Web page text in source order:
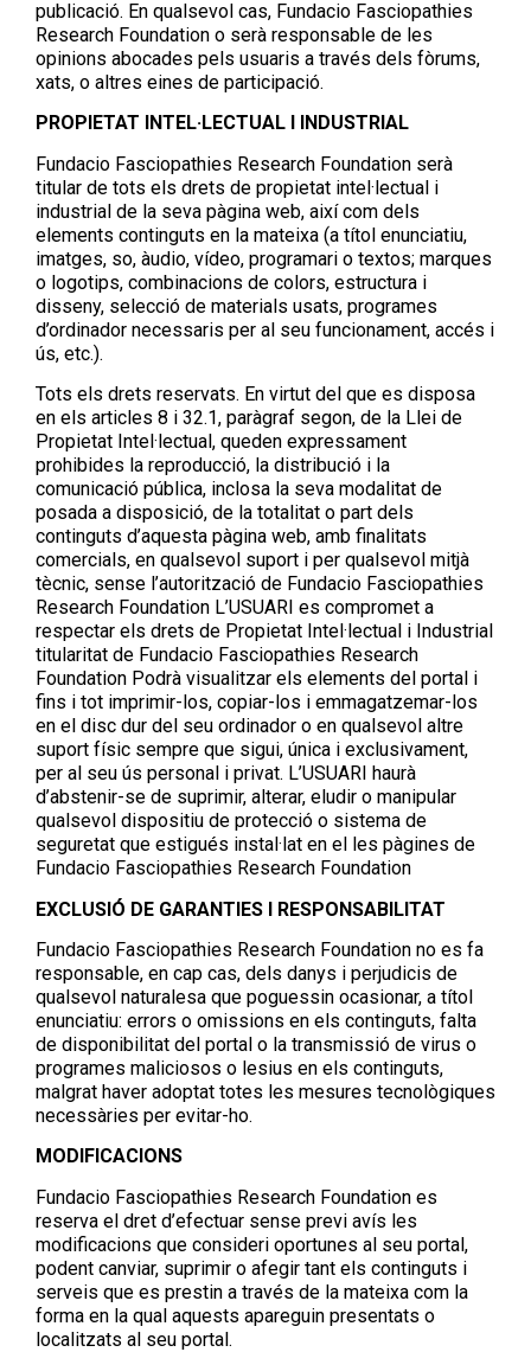
publicació. En qualsevol cas, Fundacio Fasciopathies
Research Foundation o serà responsable de les
opinions abocades pels usuaris a través dels fòrums,
xats, o altres eines de participació.
PROPIETAT INTEL·LECTUAL I INDUSTRIAL
Fundacio Fasciopathies Research Foundation serà
titular de tots els drets de propietat intel·lectual i
industrial de la seva pàgina web, així com dels
elements continguts en la mateixa (a títol enunciatiu,
imatges, so, àudio, vídeo, programari o textos; marques
o logotips, combinacions de colors, estructura i
disseny, selecció de materials usats, programes
d’ordinador necessaris per al seu funcionament, accés i
ús, etc.).
Tots els drets reservats. En virtut del que es disposa
en els articles 8 i 32.1, paràgraf segon, de la Llei de
Propietat Intel·lectual, queden expressament
prohibides la reproducció, la distribució i la
comunicació pública, inclosa la seva modalitat de
posada a disposició, de la totalitat o part dels
continguts d’aquesta pàgina web, amb finalitats
comercials, en qualsevol suport i per qualsevol mitjà
tècnic, sense l’autorització de Fundacio Fasciopathies
Research Foundation L’USUARI es compromet a
respectar els drets de Propietat Intel·lectual i Industrial
titularitat de Fundacio Fasciopathies Research
Foundation Podrà visualitzar els elements del portal i
fins i tot imprimir-los, copiar-los i emmagatzemar-los
en el disc dur del seu ordinador o en qualsevol altre
suport físic sempre que sigui, única i exclusivament,
per al seu ús personal i privat. L’USUARI haurà
d’abstenir-se de suprimir, alterar, eludir o manipular
qualsevol dispositiu de protecció o sistema de
seguretat que estigués instal·lat en el les pàgines de
Fundacio Fasciopathies Research Foundation
EXCLUSIÓ DE GARANTIES I RESPONSABILITAT
Fundacio Fasciopathies Research Foundation no es fa
responsable, en cap cas, dels danys i perjudicis de
qualsevol naturalesa que poguessin ocasionar, a títol
enunciatiu: errors o omissions en els continguts, falta
de disponibilitat del portal o la transmissió de virus o
programes maliciosos o lesius en els continguts,
malgrat haver adoptat totes les mesures tecnològiques
necessàries per evitar-ho.
MODIFICACIONS
Fundacio Fasciopathies Research Foundation es
reserva el dret d’efectuar sense previ avís les
modificacions que consideri oportunes al seu portal,
podent canviar, suprimir o afegir tant els continguts i
serveis que es prestin a través de la mateixa com la
forma en la qual aquests apareguin presentats o
localitzats al seu portal.